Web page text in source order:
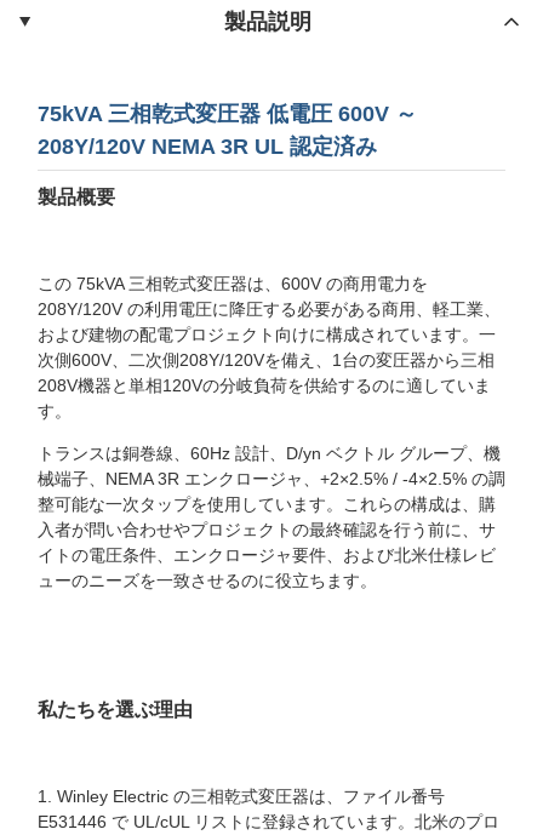
製品説明
75kVA 三相乾式変圧器 低電圧 600V ～
208Y/120V NEMA 3R UL 認定済み
製品概要
この 75kVA 三相乾式変圧器は、600V の商用電力を
208Y/120V の利用電圧に降圧する必要がある商用、軽工業、
および建物の配電プロジェクト向けに構成されています。一
次側600V、二次側208Y/120Vを備え、1台の変圧器から三相
208V機器と単相120Vの分岐負荷を供給するのに適していま
す。
トランスは銅巻線、60Hz 設計、D/yn ベクトル グループ、機
械端子、NEMA 3R エンクロージャ、+2×2.5% / -4×2.5% の調
整可能な一次タップを使用しています。これらの構成は、購
入者が問い合わせやプロジェクトの最終確認を行う前に、サ
イトの電圧条件、エンクロージャ要件、および北米仕様レビ
ューのニーズを一致させるのに役立ちます。
私たちを選ぶ理由
1. Winley Electric の三相乾式変圧器は、ファイル番号
E531446 で UL/cUL リストに登録されています。北米のプロ